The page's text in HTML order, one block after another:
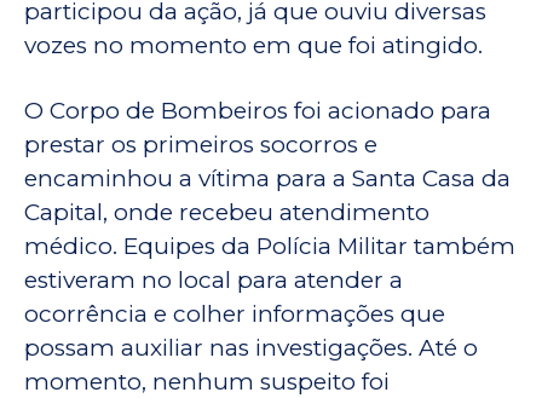
participou da ação, já que ouviu diversas
vozes no momento em que foi atingido.
O Corpo de Bombeiros foi acionado para
prestar os primeiros socorros e
encaminhou a vítima para a Santa Casa da
Capital, onde recebeu atendimento
médico. Equipes da Polícia Militar também
estiveram no local para atender a
ocorrência e colher informações que
possam auxiliar nas investigações. Até o
momento, nenhum suspeito foi